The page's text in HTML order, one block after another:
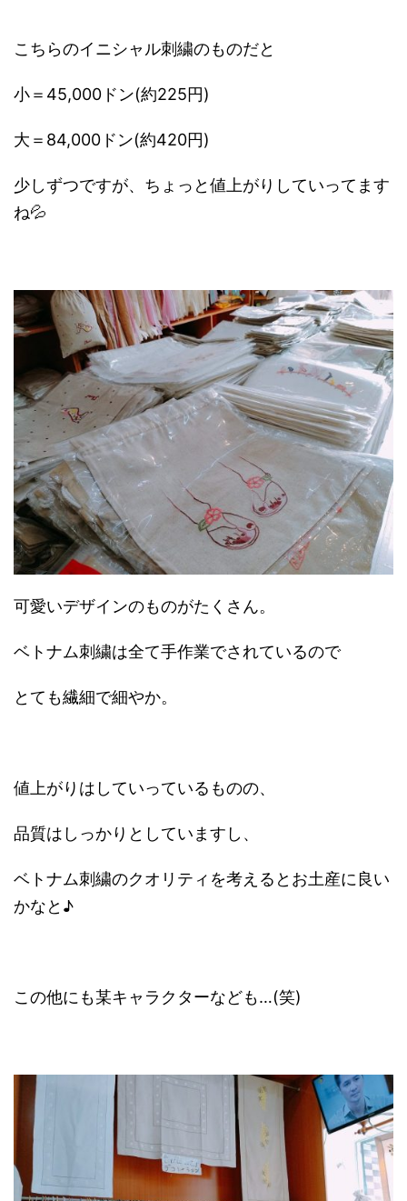
こちらのイニシャル刺繍のものだと
小＝45,000ドン(約225円)
大＝84,000ドン(約420円)
少しずつですが、ちょっと値上がりしていってます
ね💦
可愛いデザインのものがたくさん。
ベトナム刺繍は全て手作業でされているので
とても繊細で細やか。
値上がりはしていっているものの、
品質はしっかりとしていますし、
ベトナム刺繍のクオリティを考えるとお土産に良い
かなと♪
この他にも某キャラクターなども…(笑)